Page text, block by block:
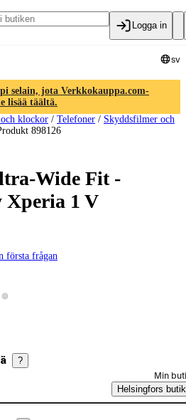
Logga in
sv
selain, jota Verkkokauppa.com-
lisää täältä.
klockor / Telefoner / Skyddsfilmer och
898126
Wide Fit -
Xperia 1 V
första frågan
produktbild 1
Visa produktbild 2
?
Min
Helsingfors butik